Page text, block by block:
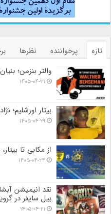
تازه پرخواننده نظرها
والتر بنزمن؛
۱۴۰۵-۰۴-۳۱
بیتار اورشلیم؛
۱۴۰۵-۰۴-۲۹
از مکابی تا
۱۴۰۵-۰۴-۲۴
بیل سایفر در
۱۴۰۵-۰۴-۲۱